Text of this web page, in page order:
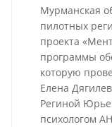
Мурманская
пилотных
проекта
программы
которую
Елена
Региной
психологом